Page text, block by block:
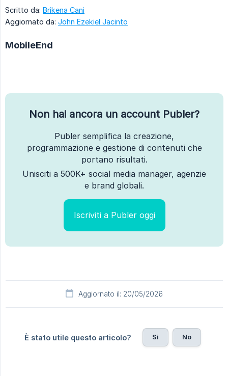
Scritto da: Brikena Cani
Aggiornato da: John Ezekiel Jacinto
MobileEnd
Non hai ancora un account Publer?
Publer semplifica la creazione,
programmazione e gestione di contenuti che
portano risultati.
Unisciti a 500K+ social media manager, agenzie
e brand globali.
Iscriviti a Publer oggi
Aggiornato il: 20/05/2026
È stato utile questo articolo? Sì No